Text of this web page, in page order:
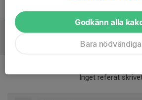
Inget referat
Godkänn alla
Bara nödvändiga